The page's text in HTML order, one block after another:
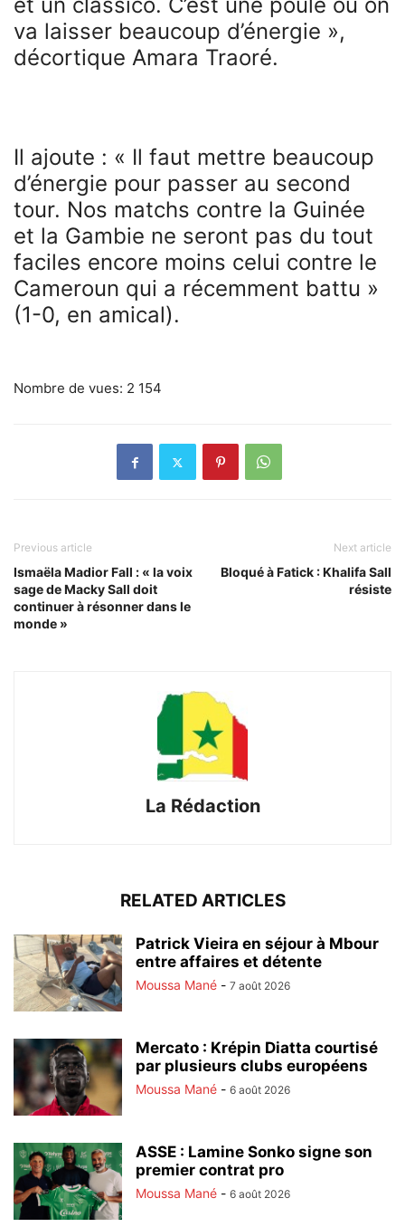
va laisser beaucoup d’énergie »,
décortique Amara Traoré.
Il ajoute : « Il faut mettre beaucoup
d’énergie pour passer au second
tour. Nos matchs contre la Guinée
et la Gambie ne seront pas du tout
faciles encore moins celui contre le
Cameroun qui a récemment battu »
(1-0, en amical).
Nombre de vues: 2 154
Previous article
Ismaëla Madior Fall : « la voix
sage de Macky Sall doit
continuer à résonner dans le
monde »
Next article
Bloqué à Fatick : Khalifa Sall
résiste
La Rédaction
RELATED ARTICLES
Patrick Vieira en séjour à Mbour
entre affaires et détente
Moussa Mané - 7 août 2026
Mercato : Krépin Diatta courtisé
par plusieurs clubs européens
Moussa Mané - 6 août 2026
ASSE : Lamine Sonko signe son
premier contrat pro
Moussa Mané - 6 août 2026